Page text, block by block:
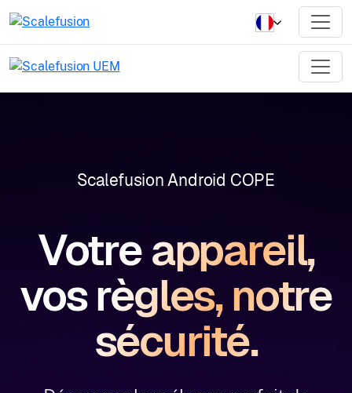
Scalefusion Android COPE
Votre appareil,
vos règles, notre
sécurité.